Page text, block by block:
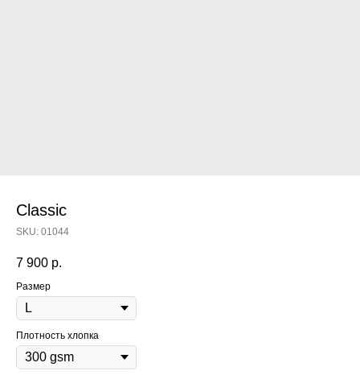
Classic
SKU: 01044
7 900 р.
Размер
Плотность хлопка